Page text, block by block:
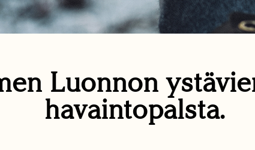
Luonnon
havaintopalsta.